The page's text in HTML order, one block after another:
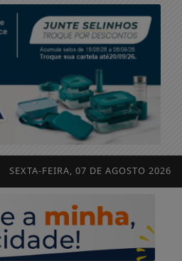
SEXTA-FEIRA, 07 DE AGOSTO 2026